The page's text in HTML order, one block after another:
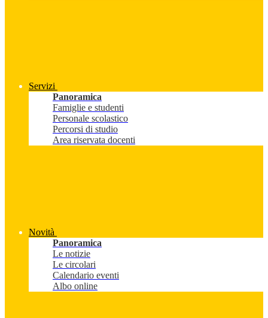
Servizi
Panoramica
Famiglie e studenti
Personale scolastico
Percorsi di studio
Area riservata docenti
Novità
Panoramica
Le notizie
Le circolari
Calendario eventi
Albo online